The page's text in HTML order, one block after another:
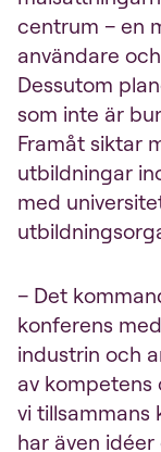
centrum – en
användare
Dessutom
som inte är
Framåt siktar
utbildningar
med
– Det
konferens
industrin och
av kompetens
vi tillsammans
har även